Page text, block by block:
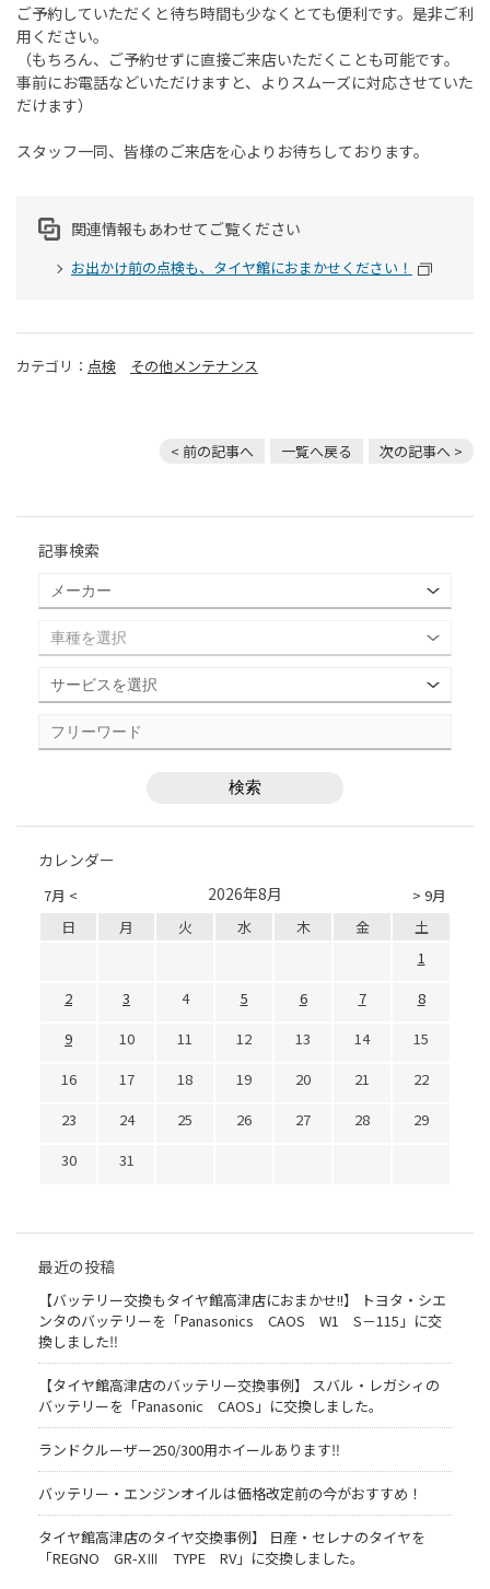
ご予約していただくと待ち時間も少なくとても便利です。是非ご利
用ください。
（もちろん、ご予約せずに直接ご来店いただくことも可能です。
事前にお電話などいただけますと、よりスムーズに対応させていた
だけます）
スタッフ一同、皆様のご来店を心よりお待ちしております。
関連情報もあわせてご覧ください
お出かけ前の点検も、タイヤ館におまかせください！
カテゴリ： 点検 その他メンテナンス
< 前の記事へ 一覧へ戻る 次の記事へ >
記事検索
カレンダー
7月 < > 9月
2026年8月
日 月 火 水 木 金
土
1
2
3 4 5 6 7
8
9
10 11 12 13 14
15
16
17 18 19 20 21
22
23
24 25 26 27 28
29
30
31
最近の投稿
【バッテリー交換もタイヤ館高津店におまかせ!!】 トヨタ・シエ
ンタのバッテリーを「Panasonics CAOS W1 S－115」に交
換しました‼
【タイヤ館高津店のバッテリー交換事例】 スバル・レガシィの
バッテリーを「Panasonic CAOS」に交換しました。
ランドクルーザー250/300用ホイールあります‼
バッテリー・エンジンオイルは価格改定前の今がおすすめ！
タイヤ館高津店のタイヤ交換事例】 日産・セレナのタイヤを
「REGNO GR-XⅢ TYPE RV」に交換しました。